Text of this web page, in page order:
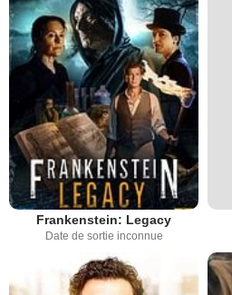
Frankenstein: Legacy
Date de sortie inconnue